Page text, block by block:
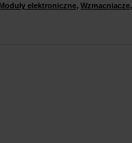
Moduły elektroniczne, Wzmacniacze,